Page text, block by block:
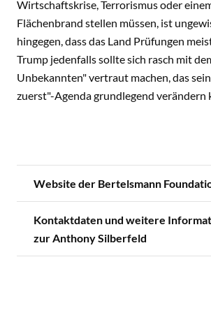
Wirtschaftskrise, Terrorismus oder
Flächenbrand stellen müssen, ist
hingegen, dass das Land Prüfungen
Trump jedenfalls sollte sich rasch mit
Unbekannten" vertraut machen, das
zuerst"-Agenda grundlegend verändern
Website der Bertelsmann
Kontaktdaten und weitere
zur Anthony Silberfeld